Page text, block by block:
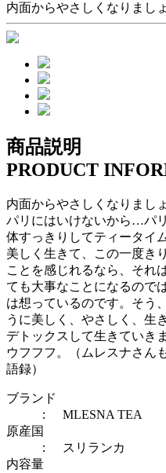
内面からやさしくなりまし
商品説明
PRODUCT
内面からやさしくなりまし
パリにはいけないから…パ
体すっきりしてティータイ
美しく生きて、この一度き
ことを感じれるなら、それ
ても大事なことになるので
は想っているのです。そう
うに美しく、やさしく、生
デトックスして生きていき
ウフフフ。（ムレスナさん
語録）
ブランド
： MLESNA TEA
原産国
： スリランカ
内容量